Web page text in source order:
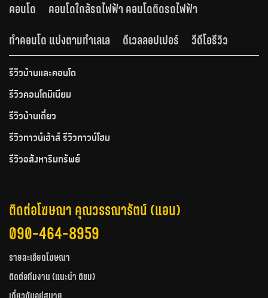
คอนโด
คอนโดใกล้รถไฟฟ้า คอนโดติดรถไฟฟ้า
ทำคอนโด แบ่งตามทำเลเล
ดีเวลลอปเปอร์ วีดีโอรีวิว
รีวิวบ้านและคอนโด
รีวิวคอนโดมิเนียม
รีวิวบ้านเดี่ยว
รีวิวทาวน์เฮ้าส์ รีวิวทาวน์โฮม
รีวิวอสังหาริมทรัพย์
ติดต่อโฆษณา คุณวรรณารัตน์ (แอน)
090-464-8959
รายละเอียดโฆษณา
ติดต่อทีมงาน (แนะนำ ติชม)